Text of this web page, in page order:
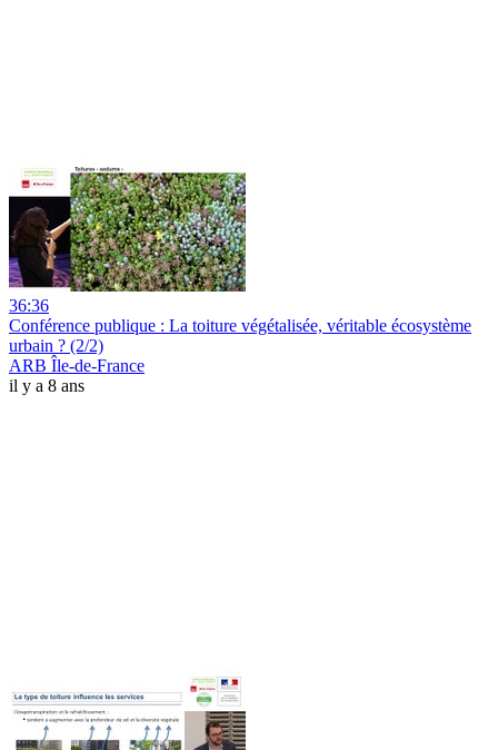
36:36
Conférence publique : La toiture végétalisée, véritable écosystème
urbain ? (2/2)
ARB Île-de-France
il y a 8 ans